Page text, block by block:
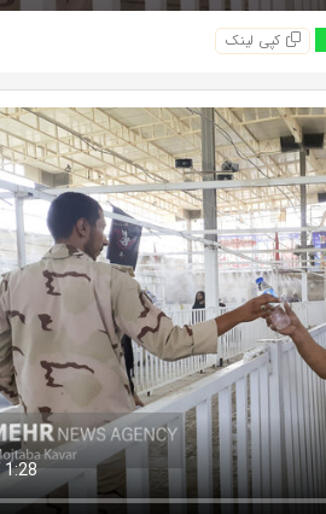
کپی لینک